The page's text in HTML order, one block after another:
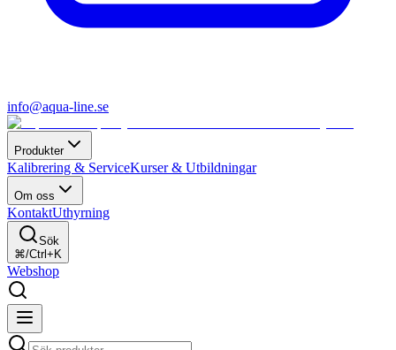
info@aqua-line.se
Produkter
Kalibrering & ServiceKurser & Utbildningar
Om oss
KontaktUthyrning
Sök
⌘/Ctrl+K
Webshop